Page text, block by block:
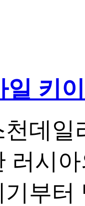
일 키
데
러시
기부